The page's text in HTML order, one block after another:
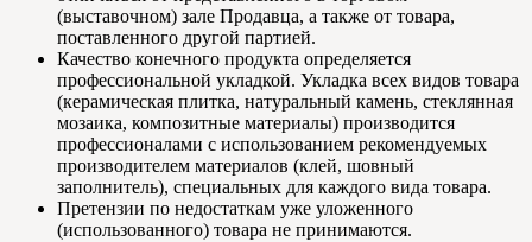
(выставочном) зале Продавца, а также от товара,
поставленного другой партией.
Качество конечного продукта определяется
профессиональной укладкой. Укладка всех видов товара
(керамическая плитка, натуральный камень, стеклянная
мозаика, композитные материалы) производится
профессионалами с использованием рекомендуемых
производителем материалов (клей, шовный
заполнитель), специальных для каждого вида товара.
Претензии по недостаткам уже уложенного
(использованного) товара не принимаются.